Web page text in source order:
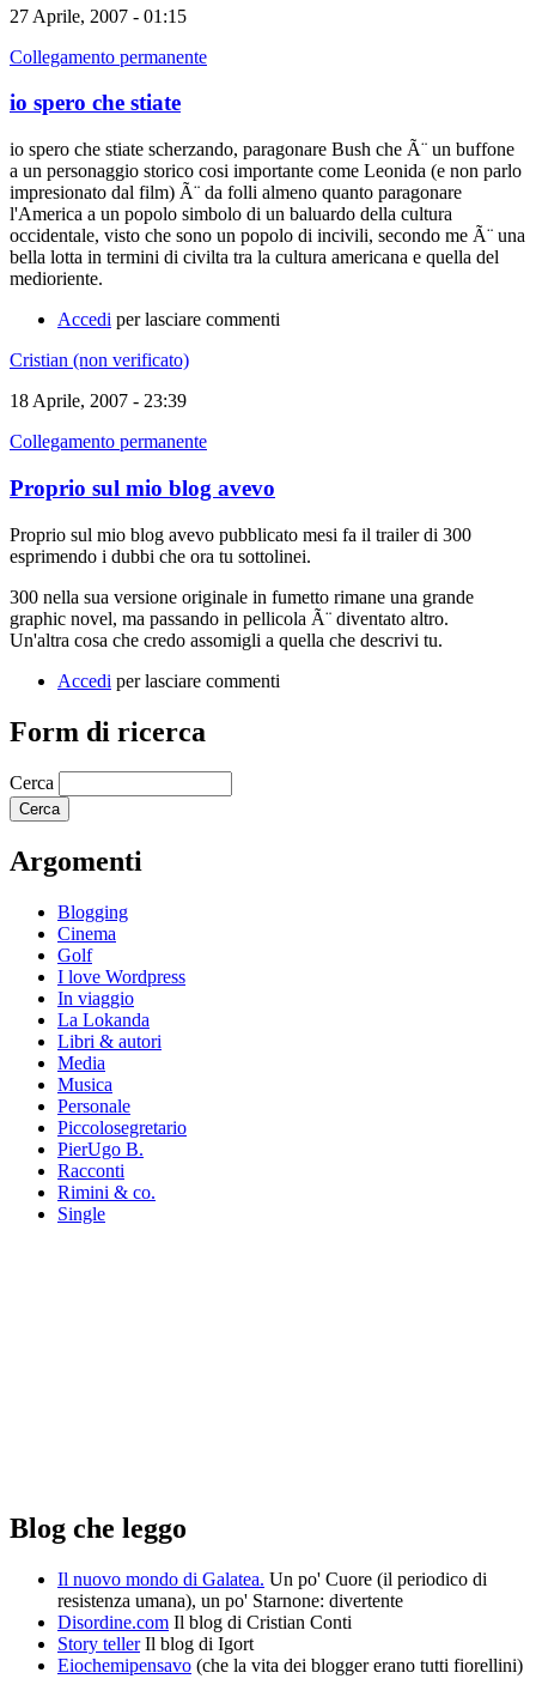
27 Aprile, 2007 - 01:15
Collegamento permanente
io spero che stiate
io spero che stiate scherzando, paragonare Bush che Ã¨ un buffone
a un personaggio storico cosi importante come Leonida (e non parlo
impresionato dal film) Ã¨ da folli almeno quanto paragonare
l'America a un popolo simbolo di un baluardo della cultura
occidentale, visto che sono un popolo di incivili, secondo me Ã¨ una
bella lotta in termini di civilta tra la cultura americana e quella del
medioriente.
Accedi per lasciare commenti
Cristian (non verificato)
18 Aprile, 2007 - 23:39
Collegamento permanente
Proprio sul mio blog avevo
Proprio sul mio blog avevo pubblicato mesi fa il trailer di 300
esprimendo i dubbi che ora tu sottolinei.
300 nella sua versione originale in fumetto rimane una grande
graphic novel, ma passando in pellicola Ã¨ diventato altro.
Un'altra cosa che credo assomigli a quella che descrivi tu.
Accedi per lasciare commenti
Form di ricerca
Cerca
Argomenti
Blogging
Cinema
Golf
I love Wordpress
In viaggio
La Lokanda
Libri & autori
Media
Musica
Personale
Piccolosegretario
PierUgo B.
Racconti
Rimini & co.
Single
Blog che leggo
Il nuovo mondo di Galatea. Un po' Cuore (il periodico di
resistenza umana), un po' Starnone: divertente
Disordine.com Il blog di Cristian Conti
Story tellerIl blog di Igort
Eiochemipensavo (che la vita dei blogger erano tutti fiorellini)